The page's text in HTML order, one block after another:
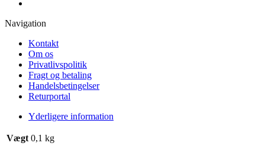
Navigation
Kontakt
Om os
Privatlivspolitik
Fragt og betaling
Handelsbetingelser
Returportal
Yderligere information
Vægt 0,1 kg